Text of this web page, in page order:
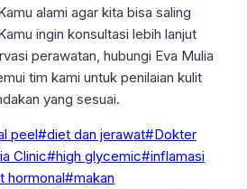
alami agar kita bisa saling
ingin konsultasi lebih lanjut
perawatan, hubungi Eva Mulia
tim kami untuk penilaian kulit
yang sesuai.
peel#diet dan jerawat#Dokter
Clinic#high glycemic#inflamasi
hormonal#makan